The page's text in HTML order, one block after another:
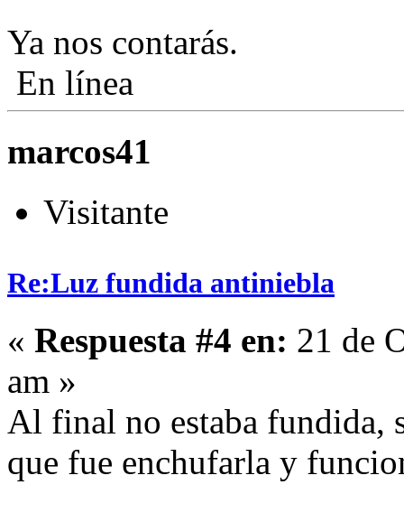
Ya nos contarás.
En línea
marcos41
Visitante
Re:Luz fundida antiniebla
« Respuesta #4 en: 21 de
am »
Al final no estaba fundida,
que fue enchufarla y